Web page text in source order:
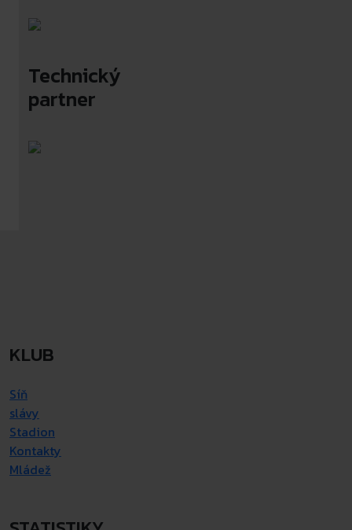
Technický
partner
KLUB
Síň
slávy
Stadion
Kontakty
Mládež